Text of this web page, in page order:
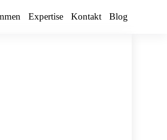
Expertise Kontakt Blog